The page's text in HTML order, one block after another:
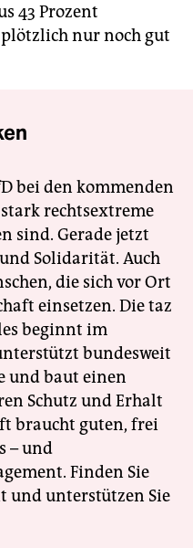
43 Prozent
nur noch gut
bei den kommenden
rechtsextreme
sind. Gerade jetzt
Solidarität. Auch
die sich vor Ort
einsetzen. Die taz
beginnt im
bundesweit
und baut einen
Schutz und Erhalt
braucht guten, frei
– und
Finden Sie
und unterstützen Sie